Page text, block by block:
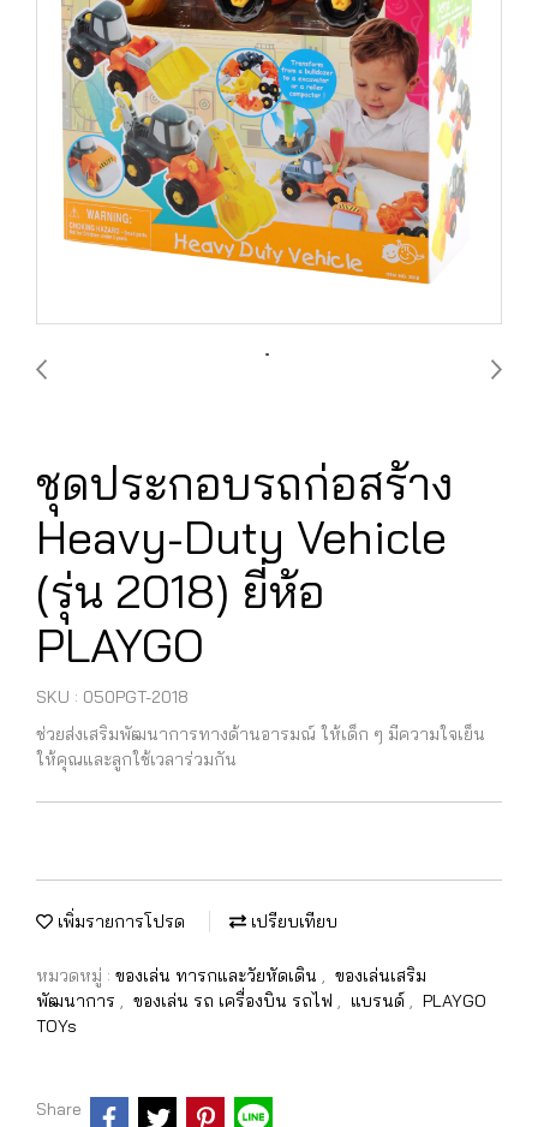
ชุดประกอบรถก่อสร้าง
Heavy-Duty Vehicle
(รุ่น 2018) ยี่ห้อ
PLAYGO
SKU : 050PGT-2018
ช่วยส่งเสริมพัฒนาการทางด้านอารมณ์ ให้เด็ก ๆ มีความใจเย็น
ให้คุณและลูกใช้เวลาร่วมกัน
เพิ่มรายการโปรด เปรียบเทียบ
หมวดหมู่ : ของเล่น ทารกและวัยหัดเดิน , ของเล่นเสริม
พัฒนาการ , ของเล่น รถ เครื่องบิน รถไฟ , แบรนด์ , PLAYGO
TOYs
Share